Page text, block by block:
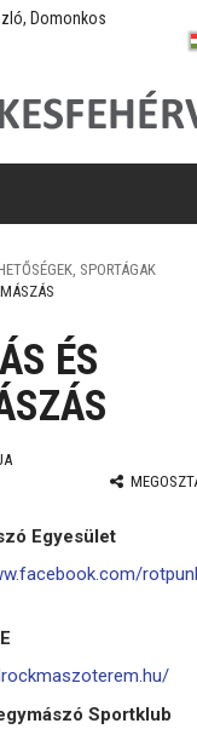
Domonkos
SPORTÁGAK
ÉS
Egyesület
Sportklub